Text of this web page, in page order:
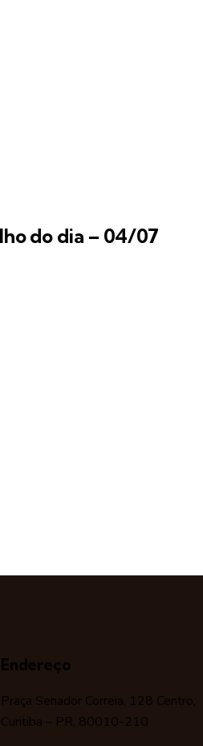
do dia – 04/07
Endereço
Praça Senador Correia, 128 Centro,
Curitiba – PR, 80010-210